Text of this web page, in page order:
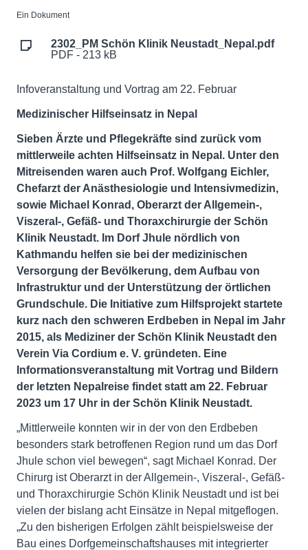
Ein Dokument
2302_PM Schön Klinik Neustadt_Nepal.pdf
PDF - 213 kB
Infoveranstaltung und Vortrag am 22. Februar
Medizinischer Hilfseinsatz in Nepal
Sieben Ärzte und Pflegekräfte sind zurück vom
mittlerweile achten Hilfseinsatz in Nepal. Unter den
Mitreisenden waren auch Prof. Wolfgang Eichler,
Chefarzt der Anästhesiologie und Intensivmedizin,
sowie Michael Konrad, Oberarzt der Allgemein-,
Viszeral-, Gefäß- und Thoraxchirurgie der Schön
Klinik Neustadt. Im Dorf Jhule nördlich von
Kathmandu helfen sie bei der medizinischen
Versorgung der Bevölkerung, dem Aufbau von
Infrastruktur und der Unterstützung der örtlichen
Grundschule. Die Initiative zum Hilfsprojekt startete
kurz nach den schweren Erdbeben in Nepal im Jahr
2015, als Mediziner der Schön Klinik Neustadt den
Verein Via Cordium e. V. gründeten. Eine
Informationsveranstaltung mit Vortrag und Bildern
der letzten Nepalreise findet statt am 22. Februar
2023 um 17 Uhr in der Schön Klinik Neustadt.
„Mittlerweile konnten wir in der von den Erdbeben
besonders stark betroffenen Region rund um das Dorf
Jhule schon viel bewegen“, sagt Michael Konrad. Der
Chirurg ist Oberarzt in der Allgemein-, Viszeral-, Gefäß-
und Thoraxchirurgie Schön Klinik Neustadt und ist bei
vielen der bislang acht Einsätze in Nepal mitgeflogen.
„Zu den bisherigen Erfolgen zählt beispielsweise der
Bau eines Dorfgemeinschaftshauses mit integrierter